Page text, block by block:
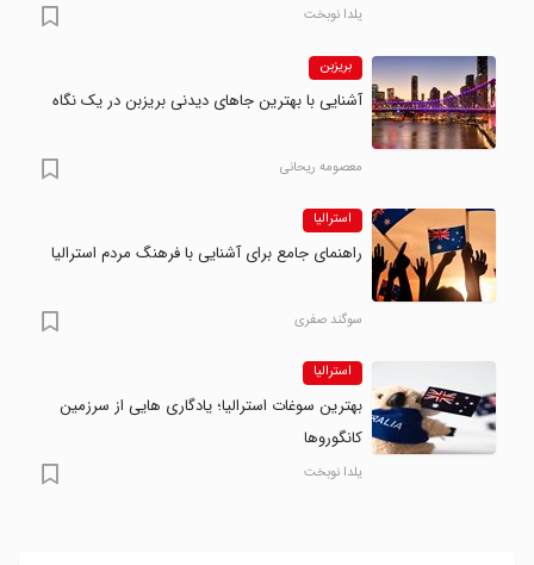
یلدا نوبخت
بریزبن
آشنایی با بهترین جاهای دیدنی بریزبن در یک نگاه
معصومه ریحانی
استرالیا
راهنمای جامع برای آشنایی با فرهنگ مردم استرالیا
سوگند صفری
استرالیا
بهترین سوغات استرالیا؛ یادگاری هایی از سرزمین
کانگوروها
یلدا نوبخت